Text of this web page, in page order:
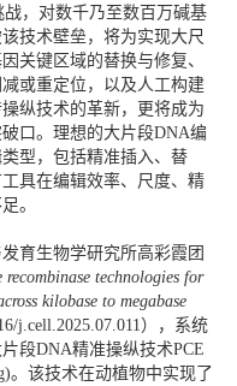
，对数千乃至数百万碱基
技术壁垒，将为实现大尺
关键区域的替换与修复、
或重定位，以及人工构建
纵技术的革新，更将成为
口。理想的大片段DNA编
型，包括精准插入、替
具在编辑效率、尺度、精
。
育生物学研究所高彩霞团
recombinase technologies for
kilobase to megabase
j.cell.2025.07.011），系统
段DNA精准操纵技术PCE
。该技术在动植物中实现了